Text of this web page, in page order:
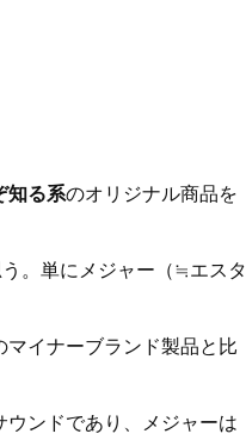
知る系のオリジナル商品を
。単にメジャー（≒エスタ
イナーブランド製品と比
ンドであり、メジャーは